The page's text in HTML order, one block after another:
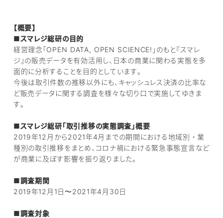
【概要】
■スマレジ総研の目的
経営理念「OPEN DATA, OPEN SCIENCE!」のもと『スマレ
ジ』の販売データを有効活用し、日本の商業に関わる実態を多
面的に分析することを目的としています。
今後は取引件数の推移以外にも、キャッシュレス決済の比率な
ど販売データに関する調査を様々な切り口で実施してゆきま
す。
■スマレジ総研「取引推移の実態調査」概要
2019年12月から2021年4月までの期間における地域別・業
種別の取引推移をまとめ、コロナ禍における緊急事態宣言など
が商業に及ぼす影響を振り返りました。
■調査期間
2019年12月1日〜2021年4月30日
■調査対象